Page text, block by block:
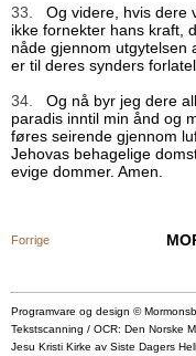
33.
Og videre, hvis dere
ikke fornekter hans kraft,
nåde gjennom utgytelsen
er til deres synders
34.
Og nå byr jeg dere
paradis inntil min ånd og
føres seirende gjennom
Jehovas behagelige
evige dommer. Amen.
Forrige
Programvare og design ©
Tekstscanning / OCR: Den Norske
Jesu Kristi Kirke av Siste Dagers